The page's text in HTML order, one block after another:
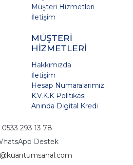
Müşteri Hizmetleri
İletişim
MÜŞTERİ
HİZMETLERİ
Hakkımızda
İletişim
Hesap Numaralarımız
K.V.K.K Politikası
Anında Digital Kredi
0533 293 13 78
Destek